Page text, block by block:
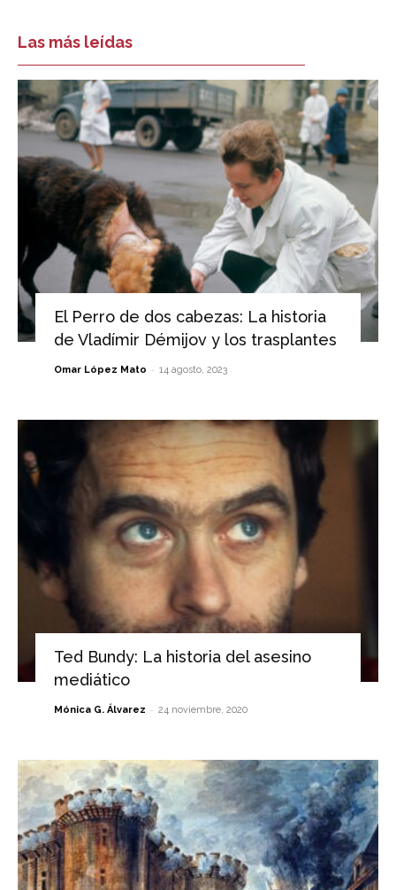
Las más leídas
El Perro de dos cabezas: La historia
de Vladímir Démijov y los trasplantes
Omar López Mato - 14 agosto, 2023
Ted Bundy: La historia del asesino
mediático
Mónica G. Álvarez - 24 noviembre, 2020